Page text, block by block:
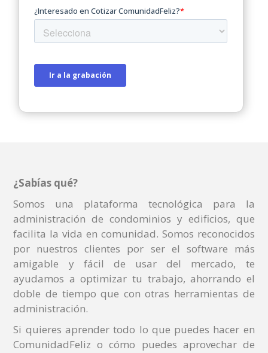
¿Sabías qué?
Somos una plataforma tecnológica para la
administración de condominios y edificios, que
facilita la vida en comunidad. Somos reconocidos
por nuestros clientes por ser el software más
amigable y fácil de usar del mercado, te
ayudamos a optimizar tu trabajo, ahorrando el
doble de tiempo que con otras herramientas de
administración.
Si quieres aprender todo lo que puedes hacer en
ComunidadFeliz o cómo puedes aprovechar de